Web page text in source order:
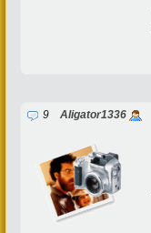
9 Aligator1336